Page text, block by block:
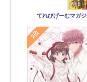
てれびげーむマガ
2位